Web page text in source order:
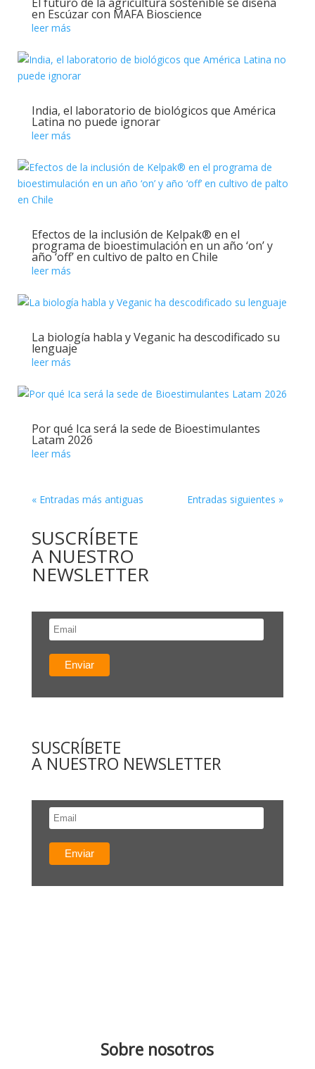
en Escúzar con MAFA Bioscience
leer más
India, el laboratorio de biológicos que América
Latina no puede ignorar
leer más
Efectos de la inclusión de Kelpak® en el
programa de bioestimulación en un año ‘on’ y
año ‘off’ en cultivo de palto en Chile
leer más
La biología habla y Veganic ha descodificado su
lenguaje
leer más
Por qué Ica será la sede de Bioestimulantes
Latam 2026
leer más
« Entradas más antiguas Entradas siguientes »
SUSCRÍBETE
A NUESTRO
NEWSLETTER
SUSCRÍBETE
A NUESTRO NEWSLETTER
Sobre nosotros